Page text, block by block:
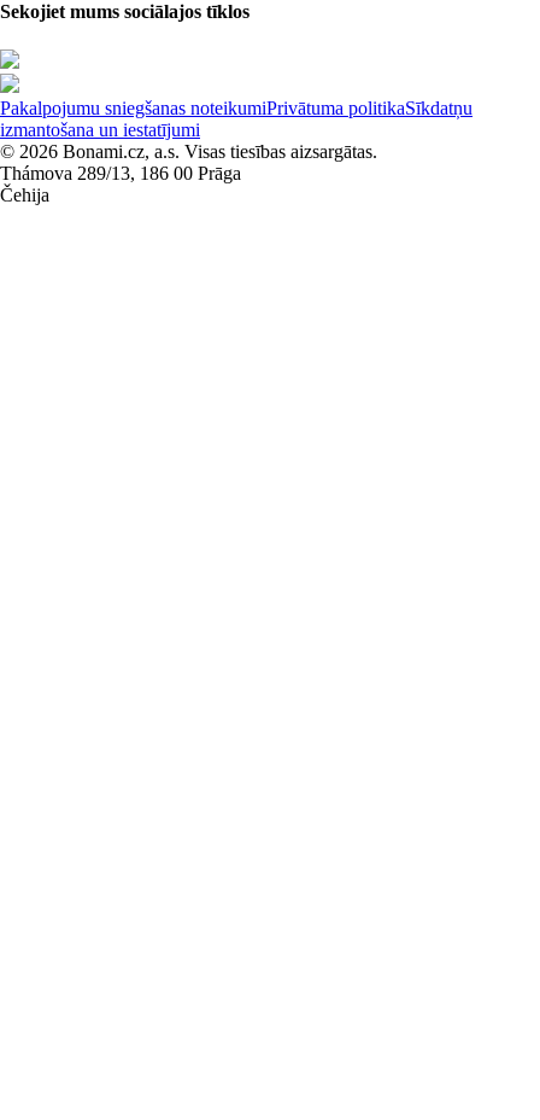
Sekojiet mums sociālajos tīklos
Pakalpojumu sniegšanas noteikumiPrivātuma politikaSīkdatņu
izmantošana un iestatījumi
© 2026 Bonami.cz, a.s. Visas tiesības aizsargātas.
Thámova 289/13, 186 00 Prāga
Čehija